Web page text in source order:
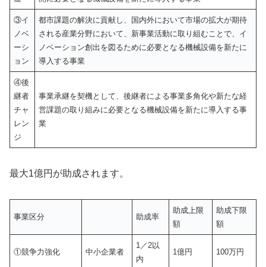
③イ
ノベ
ーシ
ョン
都市課題の解決に貢献し、国内外において市場の拡大が期待
される産業分野において、新事業活動に取り組むことで、イ
ノベーション創出を図るために必要となる機械設備を新たに
導入する事業
④後
継者
チャ
レン
ジ
事業承継を契機として、後継者による事業多角化や新たな経
営課題の取り組みに必要となる機械設備を新たに導入する事
業
最大1億円が助成されます。
事業区分 助成率
助成上限
額
助成下限
額
①競争力強化 中小企業者
1／2以
内
1億円 100万円